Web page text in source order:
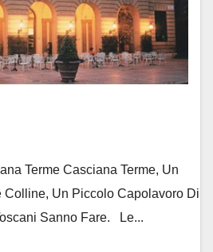
Terme Casciana Terme, Un
Colline, Un Piccolo Capolavoro Di
Sanno Fare. Le...